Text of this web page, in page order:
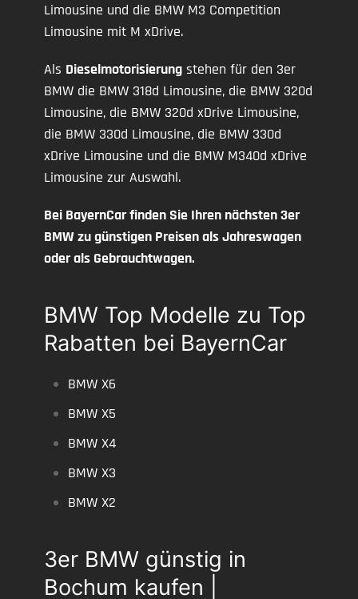
Limousine und die BMW M3 Competition
Limousine mit M xDrive.
Als Dieselmotorisierung stehen für den 3er
BMW die BMW 318d Limousine, die BMW 320d
Limousine, die BMW 320d xDrive Limousine,
die BMW 330d Limousine, die BMW 330d
xDrive Limousine und die BMW M340d xDrive
Limousine zur Auswahl.
Bei BayernCar finden Sie Ihren nächsten 3er
BMW zu günstigen Preisen als Jahreswagen
oder als Gebrauchtwagen.
BMW Top Modelle zu Top
Rabatten bei BayernCar
BMW X6
BMW X5
BMW X4
BMW X3
BMW X2
3er BMW günstig in
Bochum kaufen |